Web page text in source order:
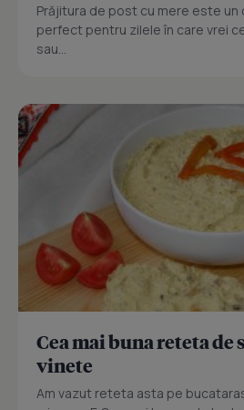
Prăjitura de post cu mere este un
perfect pentru zilele în care vrei
sau...
Cea mai buna reteta de
vinete
Am vazut reteta asta pe